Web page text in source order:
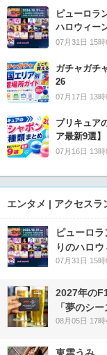
ピューロラ
ハロウィー
07月31日 15時
ガチャガチ
26
07月17日 13時
プリキュア
ア最新9選】
07月16日 13時
エンタメ | アクセスラ
ピューロ
りのハロ
07月31日 15時
2027年の
「夢のシ
08月05日 17時